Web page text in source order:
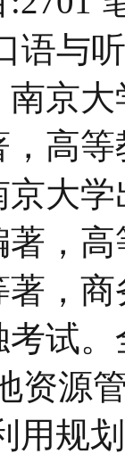
语与
京
高
大
，
，
试
资源
用规